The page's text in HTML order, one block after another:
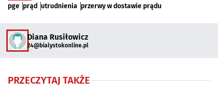
pge prąd utrudnienia przerwy w dostawie prądu
Diana Rusiłowicz
24@bialystokonline.pl
PRZECZYTAJ TAKŻE